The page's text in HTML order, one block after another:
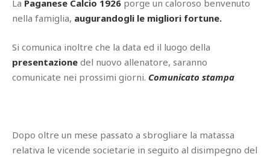
La Paganese Calcio 1926 porge un caloroso benvenuto
nella famiglia, augurandogli le migliori fortune.
Si comunica inoltre che la data ed il luogo della
presentazione del nuovo allenatore, saranno
comunicate nei prossimi giorni. Comunicato stampa
Dopo oltre un mese passato a sbrogliare la matassa
relativa le vicende societarie in seguito al disimpegno del